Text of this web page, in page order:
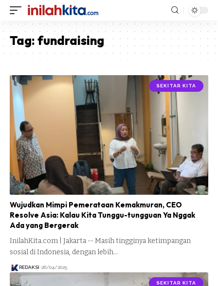
Tag:fundraising
SEKITAR KITA
Wujudkan Mimpi Pemerataan Kemakmuran, CEO
Resolve Asia: Kalau Kita Tunggu-tungguan Ya Nggak
Ada yang Bergerak
InilahKita.com | Jakarta -- Masih tingginya ketimpangan
sosial di Indonesia, dengan lebih…
REDAKSI 26/04/2025
SEKITAR KITA